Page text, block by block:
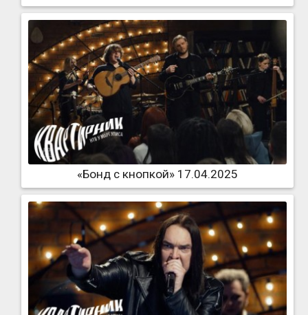
«Бонд с кнопкой» 17.04.2025